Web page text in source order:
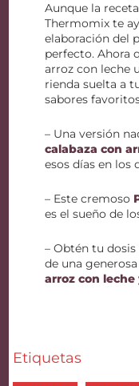
Aunque la
Thermomix te
elaboración del
perfecto. Ahora
arroz con leche
rienda suelta a
sabores
– Una versión
calabaza con
esos días en los
– Este cremoso
es el sueño de
– Obtén tu
de una
arroz con leche
Etiquetas